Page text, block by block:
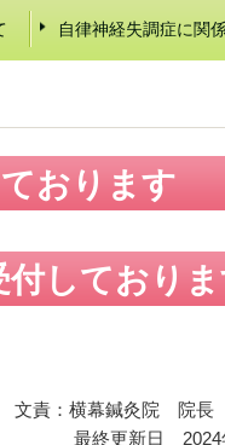
自律神経失調症に関
おります
しており
文責：横幕鍼灸院 院長
最終更新日 2024